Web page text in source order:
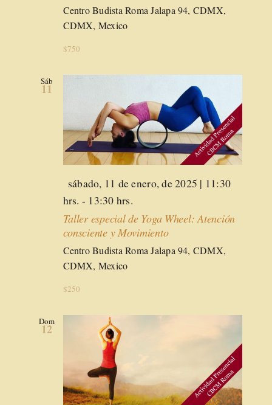
Centro Budista RomaJalapa 94, CDMX,
CDMX, Mexico
$750
Sáb
11
Destacado
sábado, 11 de enero, de 2025 | 11:30
hrs. - 13:30 hrs.
Taller especial de Yoga Wheel: Atención
consciente y Movimiento
Centro Budista RomaJalapa 94, CDMX,
CDMX, Mexico
$250
Dom
12